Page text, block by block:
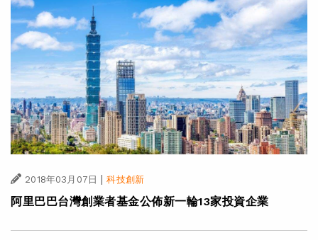
2018年03月07日 | 科技創新
阿里巴巴台灣創業者基金公佈新一輪13家投資企業